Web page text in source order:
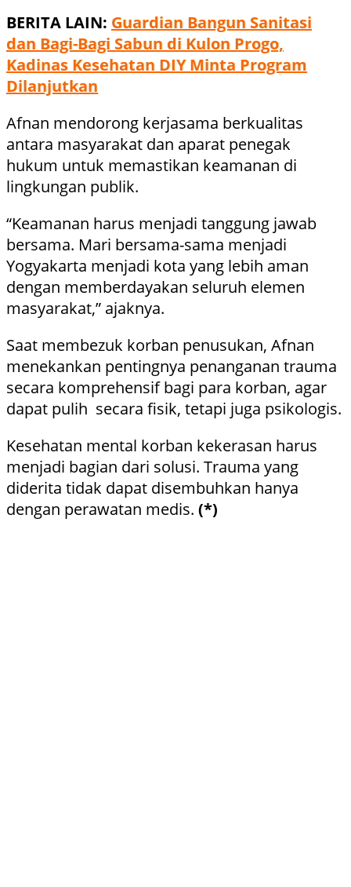
BERITA LAIN: Guardian Bangun Sanitasi
dan Bagi-Bagi Sabun di Kulon Progo,
Kadinas Kesehatan DIY Minta Program
Dilanjutkan
Afnan mendorong kerjasama berkualitas
antara masyarakat dan aparat penegak
hukum untuk memastikan keamanan di
lingkungan publik.
“Keamanan harus menjadi tanggung jawab
bersama. Mari bersama-sama menjadi
Yogyakarta menjadi kota yang lebih aman
dengan memberdayakan seluruh elemen
masyarakat,” ajaknya.
Saat membezuk korban penusukan, Afnan
menekankan pentingnya penanganan trauma
secara komprehensif bagi para korban, agar
dapat pulih secara fisik, tetapi juga psikologis.
Kesehatan mental korban kekerasan harus
menjadi bagian dari solusi. Trauma yang
diderita tidak dapat disembuhkan hanya
dengan perawatan medis. (*)